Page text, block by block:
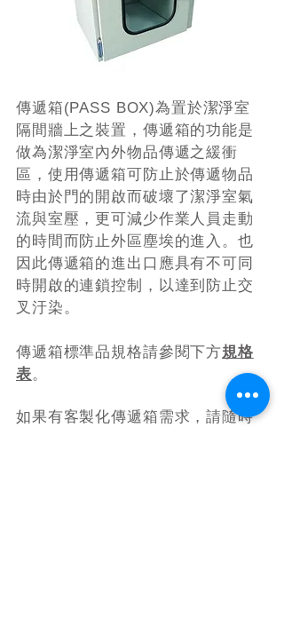
傳遞箱(PASS BOX)為置於潔淨室
隔間牆上之裝置，傳遞箱的功能是
做為潔淨室內外物品傳遞之緩衝
區，使用傳遞箱可防止於傳遞物品
時由於門的開啟而破壞了潔淨室氣
流與室壓，更可減少作業人員走動
的時間而防止外區塵埃的進入。也
因此傳遞箱的進出口應具有不可同
時開啟的連鎖控制，以達到防止交
叉汙染。
傳遞箱標準品規格請參閱下方規格
表。
如果有客製化傳遞箱需求，請隨時